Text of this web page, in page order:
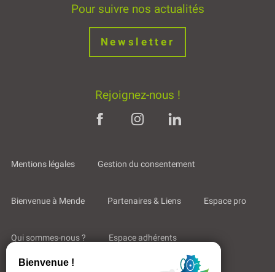
Pour suivre nos actualités
Newsletter
Rejoignez-nous !
Mentions légales Gestion du consentement
Bienvenue à Mende Partenaires & Liens Espace pro
Qui sommes-nous ? Espace adhérents